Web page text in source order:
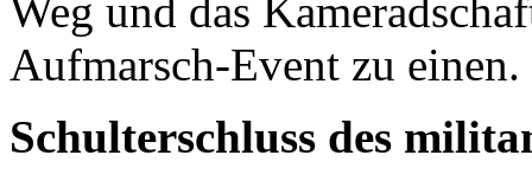
Weg und das
Aufmarsch-Event zu einen.
Schulterschluss des